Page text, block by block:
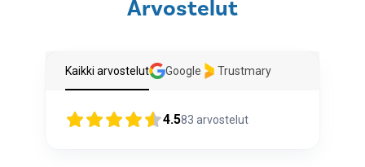
Arvostelut
Kaikki arvostelut Google Trustmary
4.583 arvostelut